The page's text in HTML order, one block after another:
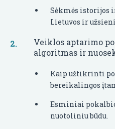
Sėkmės istorijos
Lietuvos ir
Veiklos aptarimo
algoritmas ir
Kaip užtikrinti
bereikalingos
Esminiai
nuotoliniu būdu.